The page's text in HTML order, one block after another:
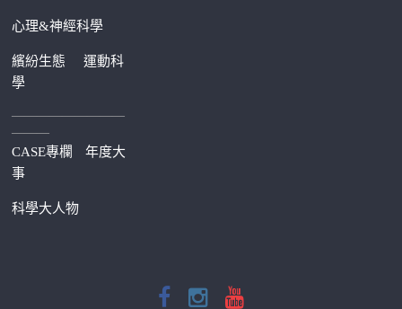
心理&神經科學
繽紛生態運動科
學
—————————
———
CASE專欄
年度大
事
科學大人物